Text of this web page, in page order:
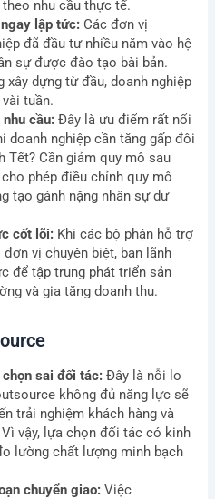
nhu cầu thực tế.
lập tức:Các đơn vị
đã đầu tư nhiều năm vào hệ
sự được đào tạo bài bản.
xây dựng từ đầu, doanh nghiệp
tuần.
cầu:Đây là ưu điểm rất nổi
doanh nghiệp cần tăng gấp đôi
Tết? Cần giảm quy mô sau
phép điều chỉnh quy mô
tạo gánh nặng nhân sự dư
cốt lõi:Khi các bộ phận hỗ trợ
vị chuyên biệt, ban lãnh
để tập trung phát triển sản
và gia tăng doanh thu.
sai đối tác:Đây là nỗi lo
không đủ năng lực sẽ
trải nghiệm khách hàng và
vậy, lựa chọn đối tác có kinh
lường chất lượng minh bạch
chuyển giao:Việc